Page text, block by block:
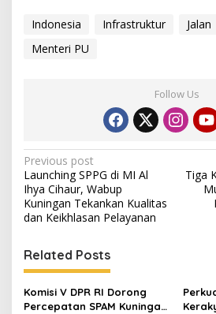
Indonesia Infrastruktur Jalan
Menteri PU
Follow Us
Post
navigation
Previous post
Launching SPPG di MI Al
Ihya Cihaur, Wabup
Kuningan Tekankan Kualitas
dan Keikhlasan Pelayanan
Tiga
Related Posts
Komisi V DPR RI Dorong
Percepatan SPAM Kuningan,